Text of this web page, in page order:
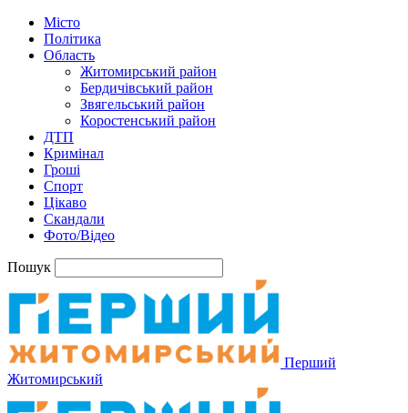
Місто
Політика
Область
Житомирський район
Бердичівський район
Звягельський район
Коростенський район
ДТП
Кримінал
Гроші
Спорт
Цікаво
Скандали
Фото/Відео
Пошук
Перший
Житомирський